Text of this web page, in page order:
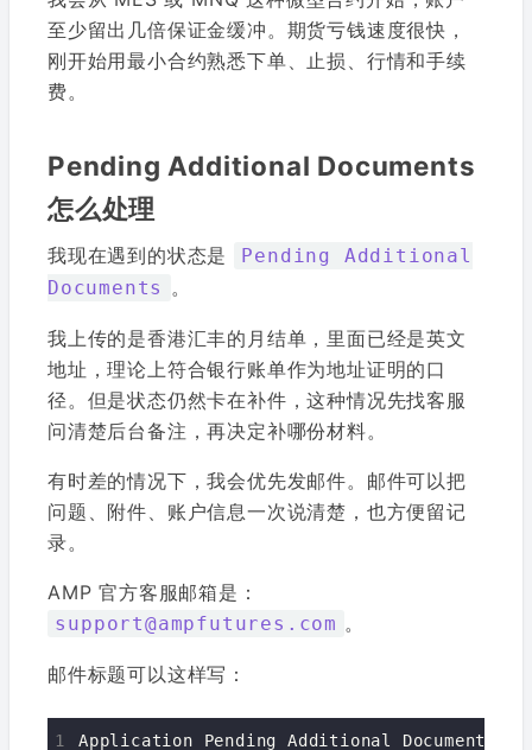
至少留出几倍保证金缓冲。期货亏钱速度很快，
刚开始用最小合约熟悉下单、止损、行情和手续
费。
Pending Additional Documents
怎么处理
我现在遇到的状态是
Pending Additional
Documents 。
我上传的是香港汇丰的月结单，里面已经是英文
地址，理论上符合银行账单作为地址证明的口
径。但是状态仍然卡在补件，这种情况先找客服
问清楚后台备注，再决定补哪份材料。
有时差的情况下，我会优先发邮件。邮件可以把
问题、附件、账户信息一次说清楚，也方便留记
录。
AMP 官方客服邮箱是：
support@ampfutures.com 。
邮件标题可以这样写：